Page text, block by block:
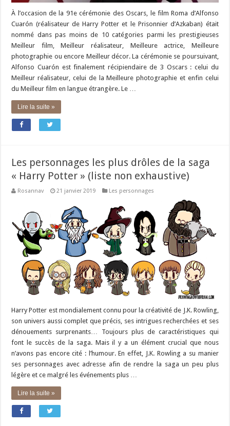
À l’occasion de la 91e cérémonie des Oscars, le film Roma d’Alfonso
Cuarón (réalisateur de Harry Potter et le Prisonnier d’Azkaban) était
nommé dans pas moins de 10 catégories parmi les prestigieuses
Meilleur film, Meilleur réalisateur, Meilleure actrice, Meilleure
photographie ou encore Meilleur décor. La cérémonie se poursuivant,
Alfonso Cuarón est finalement récipiendaire de 3 Oscars : celui du
Meilleur réalisateur, celui de la Meilleure photographie et enfin celui
du Meilleur film en langue étrangère. Le …
Lire la suite »
Les personnages les plus drôles de la saga
« Harry Potter » (liste non exhaustive)
Rosannav 21 janvier 2019 Les personnages
Harry Potter est mondialement connu pour la créativité de J.K. Rowling,
son univers aussi complet que précis, ses intrigues recherchées et ses
dénouements surprenants… Toujours plus de caractéristiques qui
font le succès de la saga. Mais il y a un élément crucial que nous
n’avons pas encore cité : l’humour. En effet, J.K. Rowling a su manier
ses personnages avec adresse afin de rendre la saga un peu plus
légère et ce malgré les événements plus …
Lire la suite »